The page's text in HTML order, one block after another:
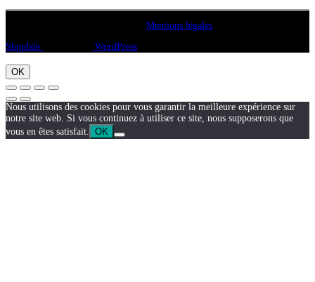
Mentions légales
ShopIsle
WordPress
OK
Nous utilisons des cookies pour vous garantir la meilleure expérience sur
notre site web. Si vous continuez à utiliser ce site, nous supposerons que
vous en êtes satisfait.
OK